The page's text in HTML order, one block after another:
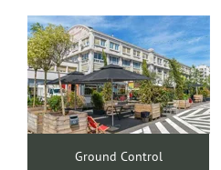
Ground Control